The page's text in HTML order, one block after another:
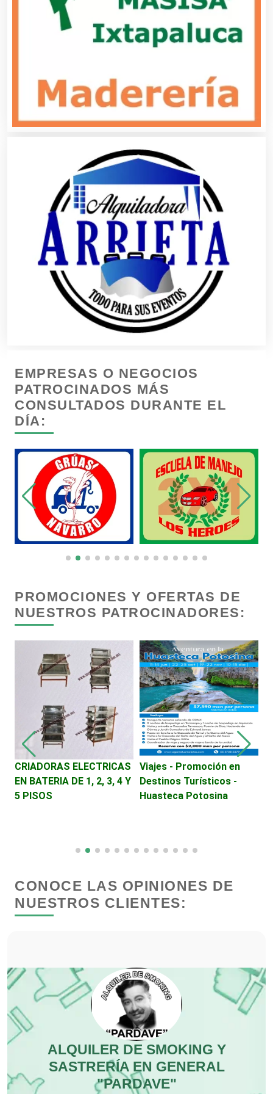
Clínicas y Hospitales
Cocinas Integrales
Compresores de aire
Computadoras
Conferencias Empresariales
Construcciones en General
Control de Plagas
Copiadoras
Cortinas, Persianas y Alfombras
Cremerías y Salchichonerías
Cromadoras
Decoración de Interiores
Dentistas
Deportes
Depósitos Dentales
Desperdicios Industriales
Edecanes
Electricidad y Plomería
EMPRESAS O NEGOCIOS
PATROCINADOS MÁS
CONSULTADOS DURANTE EL
DÍA:
PROMOCIONES Y OFERTAS DE
NUESTROS PATROCINADORES:
CRIADORAS ELECTRICAS
EN BATERIA DE 1, 2, 3, 4 Y
5 PISOS
Viajes - Promoción en
Destinos Turísticos -
Huasteca Potosina
CONOCE LAS OPINIONES DE
NUESTROS CLIENTES:
ALQUILER DE SMOKING Y
SASTRERÍA EN GENERAL
"PARDAVE"